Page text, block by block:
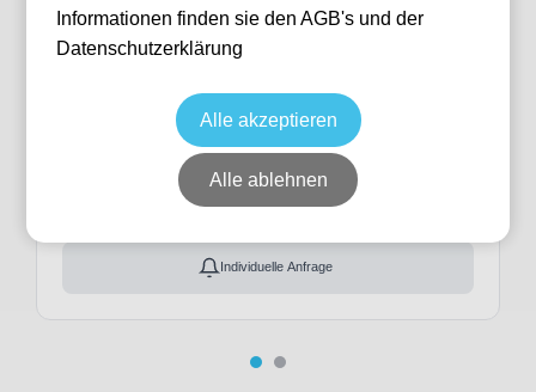
Longside Upper - Block F41
15:00
10 verfügbar
ESP
Estadio Ramón Sánchez Pizjuán
Ticket(s) + Hotel
Individuelle Anfrage
Informationen finden sie den AGB's und der
Datenschutzerklärung
Alle akzeptieren
Alle ablehnen